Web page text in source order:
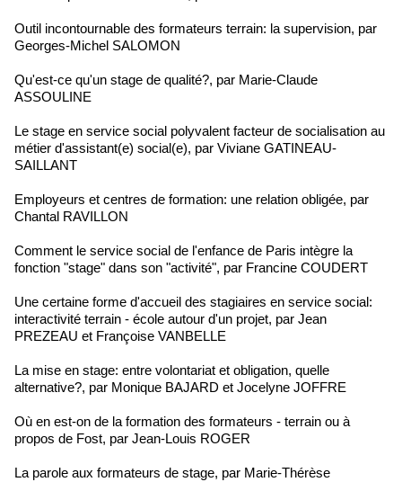
Outil incontournable des formateurs terrain: la supervision, par
Georges-Michel SALOMON
Qu'est-ce qu'un stage de qualité?, par Marie-Claude
ASSOULINE
Le stage en service social polyvalent facteur de socialisation au
métier d'assistant(e) social(e), par Viviane GATINEAU-
SAILLANT
Employeurs et centres de formation: une relation obligée, par
Chantal RAVILLON
Comment le service social de l'enfance de Paris intègre la
fonction "stage" dans son "activité", par Francine COUDERT
Une certaine forme d'accueil des stagiaires en service social:
interactivité terrain - école autour d'un projet, par Jean
PREZEAU et Françoise VANBELLE
La mise en stage: entre volontariat et obligation, quelle
alternative?, par Monique BAJARD et Jocelyne JOFFRE
Où en est-on de la formation des formateurs - terrain ou à
propos de Fost, par Jean-Louis ROGER
La parole aux formateurs de stage, par Marie-Thérèse